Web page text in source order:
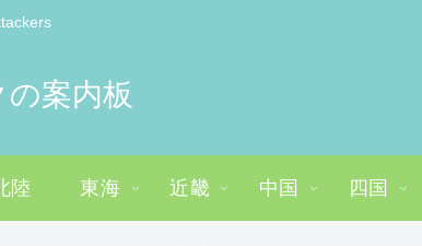
案内板
陸 東海 近畿 中国 四国